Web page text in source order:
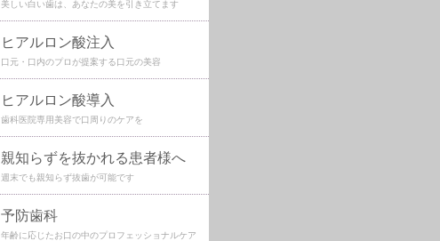
美しい白い歯は、あなたの美を引き立てます
ヒアルロン酸注入
口元・口内のプロが提案する口元の美容
ヒアルロン酸導入
歯科医院専用美容で口周りのケアを
親知らずを抜かれる患者様へ
週末でも親知らず抜歯が可能です
予防歯科
年齢に応じたお口の中のプロフェッショナルケア